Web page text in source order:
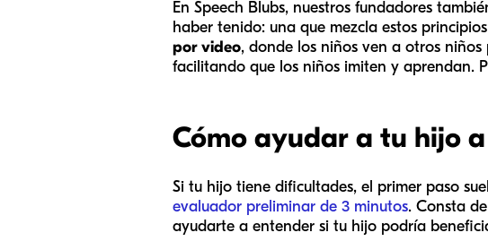
En Speech Blubs, nuestros fundadores
haber tenido: una que mezcla estos
por video, donde los niños ven a otros niños
facilitando que los niños imiten y aprendan.
Cómo ayudar a tu hijo
Si tu hijo tiene dificultades, el primer paso
evaluador preliminar de 3 minutos. Consta
ayudarte a entender si tu hijo podría